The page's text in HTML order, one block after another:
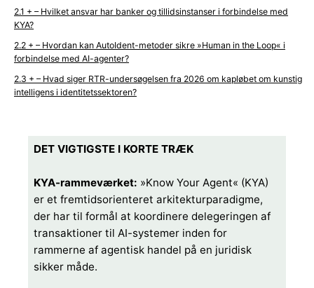
+ – Hvilket ansvar har banker og tillidsinstanser i forbindelse med
KYA?
+ – Hvordan kan AutoIdent-metoder sikre »Human in the Loop« i
forbindelse med AI-agenter?
+ – Hvad siger RTR-undersøgelsen fra 2026 om kapløbet om kunstig
intelligens i identitetssektoren?
DET VIGTIGSTE I KORTE TRÆK
KYA-rammeværket: »Know Your Agent« (KYA)
er et fremtidsorienteret arkitekturparadigme,
der har til formål at koordinere delegeringen af
transaktioner til AI-systemer inden for
rammerne af agentisk handel på en juridisk
sikker måde.